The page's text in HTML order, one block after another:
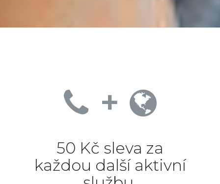
+
50 Kč sleva za
každou další aktivní